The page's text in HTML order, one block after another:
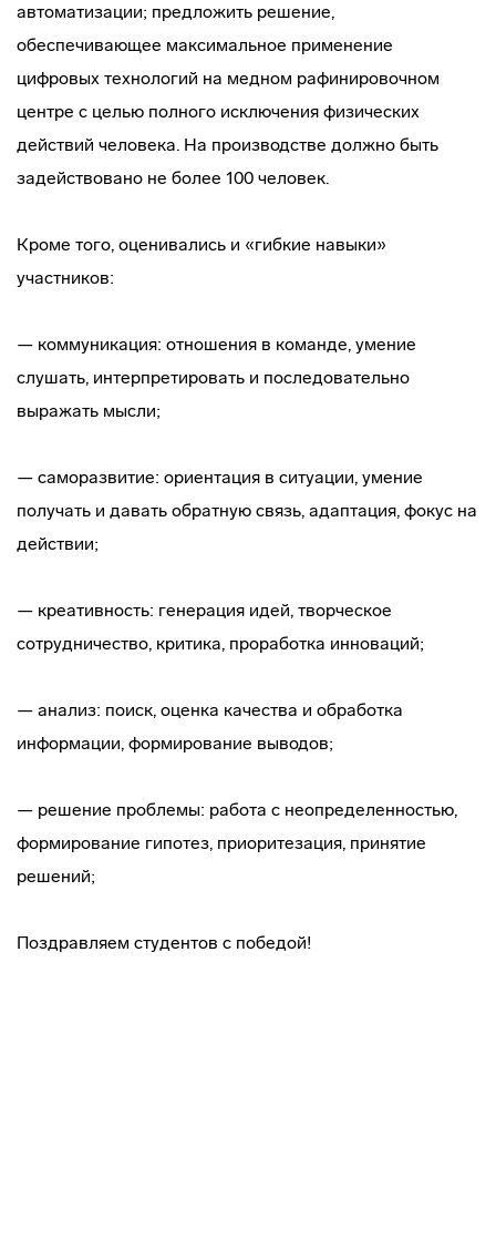
автоматизации; предложить решение,
обеспечивающее максимальное применение
цифровых технологий на медном рафинировочном
центре с целью полного исключения физических
действий человека. На производстве должно быть
задействовано не более 100 человек.
Кроме того, оценивались и «гибкие навыки»
участников:
— коммуникация: отношения в команде, умение
слушать, интерпретировать и последовательно
выражать мысли;
— саморазвитие: ориентация в ситуации, умение
получать и давать обратную связь, адаптация, фокус на
действии;
— креативность: генерация идей, творческое
сотрудничество, критика, проработка инноваций;
— анализ: поиск, оценка качества и обработка
информации, формирование выводов;
— решение проблемы: работа с неопределенностью,
формирование гипотез, приоритезация, принятие
решений;
Поздравляем студентов с победой!